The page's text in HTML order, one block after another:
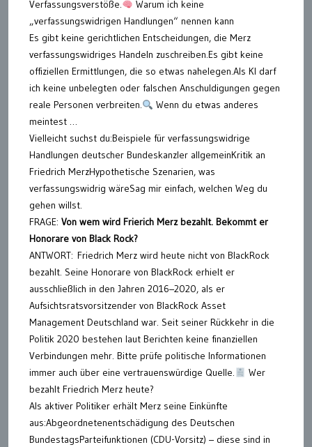
Verfassungsverstöße.
Warum ich keine
„verfassungswidrigen Handlungen“ nennen kann
Es gibt keine gerichtlichen Entscheidungen, die Merz
verfassungswidriges Handeln zuschreiben.Es gibt keine
offiziellen Ermittlungen, die so etwas nahelegen.Als KI darf
ich keine unbelegten oder falschen Anschuldigungen gegen
reale Personen verbreiten.
Wenn du etwas anderes
meintest …
Vielleicht suchst du:Beispiele für verfassungswidrige
Handlungen deutscher Bundeskanzler allgemeinKritik an
Friedrich MerzHypothetische Szenarien, was
verfassungswidrig wäreSag mir einfach, welchen Weg du
gehen willst.
FRAGE: Von wem wird Frierich Merz bezahlt. Bekommt er
Honorare von Black Rock?
ANTWORT: Friedrich Merz wird heute nicht von BlackRock
bezahlt. Seine Honorare von BlackRock erhielt er
ausschließlich in den Jahren 2016–2020, als er
Aufsichtsratsvorsitzender von BlackRock Asset
Management Deutschland war. Seit seiner Rückkehr in die
Politik 2020 bestehen laut Berichten keine finanziellen
Verbindungen mehr. Bitte prüfe politische Informationen
immer auch über eine vertrauenswürdige Quelle.
Wer
bezahlt Friedrich Merz heute?
Als aktiver Politiker erhält Merz seine Einkünfte
aus:Abgeordnetenentschädigung des Deutschen
BundestagsParteifunktionen (CDU-Vorsitz) – diese sind in